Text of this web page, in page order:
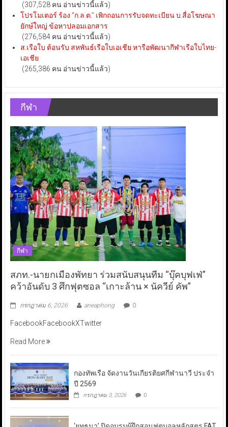
(307,528 คน อ่านข่าวนี้แล้ว)
โปรโมเตอร์ ร้อง “ก.ล.ต.” เพิกถอนการรับจดทะเบียน บ.สื่อโฆษณา
ยักษ์ใหญ่ ข้อหาปลอมเอกสาร
(276,584 คน อ่านข่าวนี้แล้ว)
ส.เรือใบ ต้อนรับ สหพันธ์เรือใบเอเชีย หารือพัฒนากีฬาเรือใบไทย-
เอเชีย
(265,386 คน อ่านข่าวนี้แล้ว)
กีฬา
กีฬา
สภท.-นายกเมืองพัทยา ร่วมสนับสนุนทีม “บุ๊คบุฟเฟ่”
คว้าอันดับ 3 ศึกฟุตซอล “เกาะล้าน × นัควีย์ คัพ”
กรกฎาคม 6, 2026 aneaphong 0
FacebookFacebookXTwitter
Read More
กองทัพเรือ จัดงานวันเกียรติยศกีฬานาวี ประจำ
ปี 2569
กรกฎาคม 3, 2026 0